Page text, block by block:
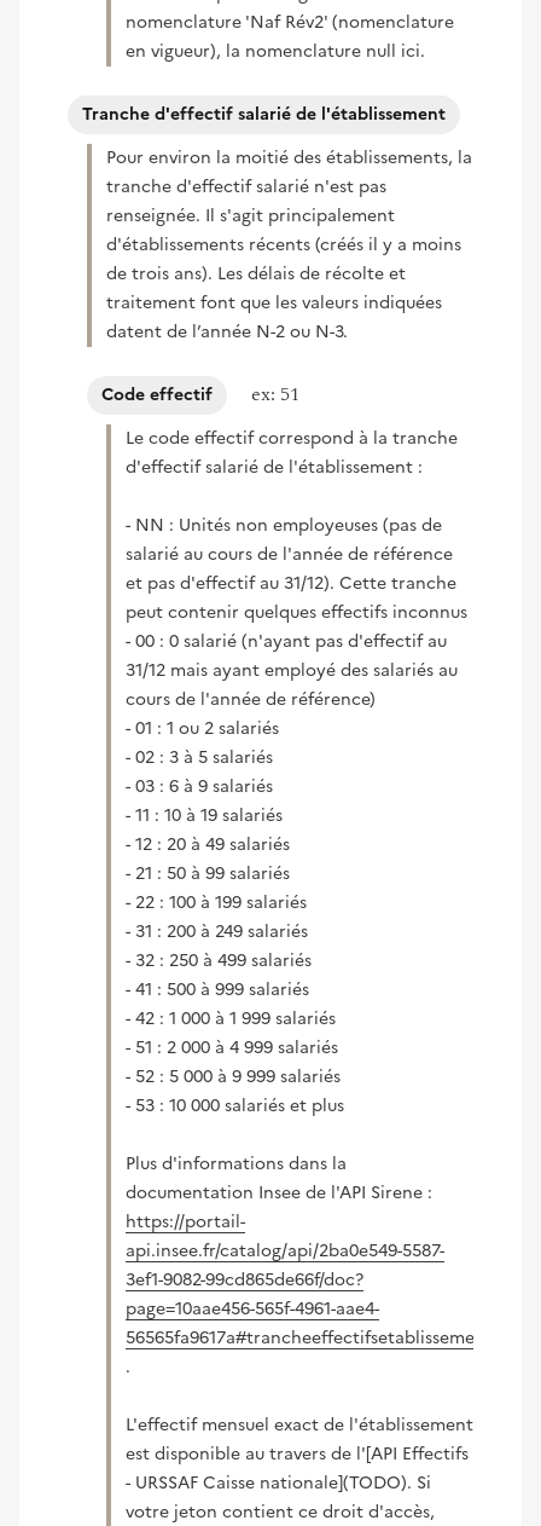
nomenclature 'Naf Rév2' (nomenclature
en vigueur), la nomenclature null ici.
Tranche d'effectif salarié de l'établissement
Pour environ la moitié des établissements, la
tranche d'effectif salarié n'est pas
renseignée. Il s'agit principalement
d'établissements récents (créés il y a moins
de trois ans). Les délais de récolte et
traitement font que les valeurs indiquées
datent de l’année N-2 ou N-3.
Code effectif ex: 51
Le code effectif correspond à la tranche
d'effectif salarié de l'établissement :
- NN : Unités non employeuses (pas de
salarié au cours de l'année de référence
et pas d'effectif au 31/12). Cette tranche
peut contenir quelques effectifs inconnus
- 00 : 0 salarié (n'ayant pas d'effectif au
31/12 mais ayant employé des salariés au
cours de l'année de référence)
- 01 : 1 ou 2 salariés
- 02 : 3 à 5 salariés
- 03 : 6 à 9 salariés
- 11 : 10 à 19 salariés
- 12 : 20 à 49 salariés
- 21 : 50 à 99 salariés
- 22 : 100 à 199 salariés
- 31 : 200 à 249 salariés
- 32 : 250 à 499 salariés
- 41 : 500 à 999 salariés
- 42 : 1 000 à 1 999 salariés
- 51 : 2 000 à 4 999 salariés
- 52 : 5 000 à 9 999 salariés
- 53 : 10 000 salariés et plus
Plus d'informations dans la
documentation Insee de l'API Sirene :
https://portail-
api.insee.fr/catalog/api/2ba0e549-5587-
3ef1-9082-99cd865de66f/doc?
page=10aae456-565f-4961-aae4-
56565fa9617a#trancheeffectifsetablissement
(nouvelle fenêtre)
.
L'effectif mensuel exact de l'établissement
est disponible au travers de l'[API Effectifs
- URSSAF Caisse nationale](TODO). Si
votre jeton contient ce droit d'accès,